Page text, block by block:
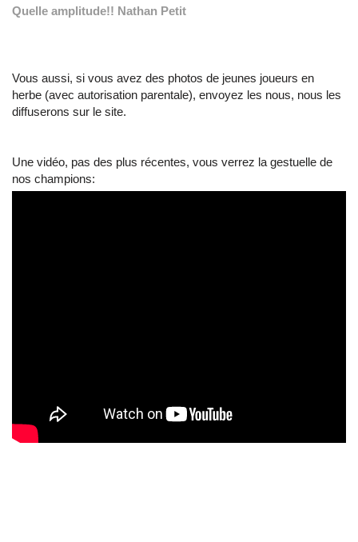
Quelle amplitude!! Nathan Petit
Vous aussi, si vous avez des photos de jeunes joueurs en
herbe (avec autorisation parentale), envoyez les nous, nous les
diffuserons sur le site.
Une vidéo, pas des plus récentes, vous verrez la gestuelle de
nos champions: